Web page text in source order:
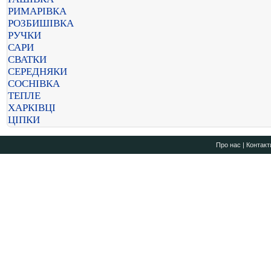
РИМАРІВКА
РОЗБИШІВКА
РУЧКИ
САРИ
СВАТКИ
СЕРЕДНЯКИ
СОСНІВКА
ТЕПЛЕ
ХАРКІВЦІ
ЦІПКИ
Про нас |